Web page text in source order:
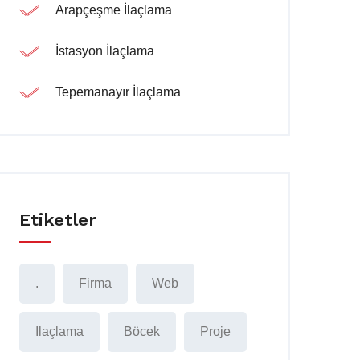
Arapçeşme İlaçlama
İstasyon İlaçlama
Tepemanayır İlaçlama
Etiketler
. Firma Web
Ilaçlama Böcek Proje